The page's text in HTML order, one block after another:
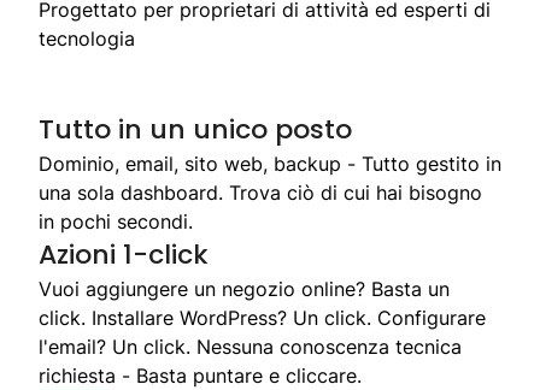
Progettato per proprietari di attività ed esperti di
tecnologia
Tutto in un unico posto
Dominio, email, sito web, backup - Tutto gestito in
una sola dashboard. Trova ciò di cui hai bisogno
in pochi secondi.
Azioni 1-click
Vuoi aggiungere un negozio online? Basta un
click. Installare WordPress? Un click. Configurare
l'email? Un click. Nessuna conoscenza tecnica
richiesta - Basta puntare e cliccare.